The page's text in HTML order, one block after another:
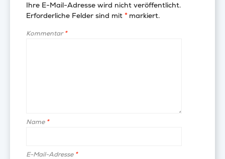
Ihre E-Mail-Adresse wird nicht veröffentlicht.
Erforderliche Felder sind mit *markiert.
Kommentar*
Name *
E-Mail-Adresse *